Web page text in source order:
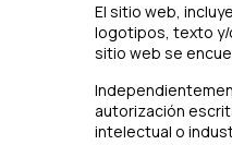
El sitio web,
logotipos, texto y/
sitio web se
autorización
intelectual o